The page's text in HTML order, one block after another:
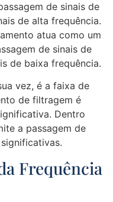
de sinais de
de alta frequência.
atua como um
de sinais de
de baixa frequência.
vez, é a faixa de
de filtragem é
Dentro
a passagem de
Frequência